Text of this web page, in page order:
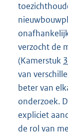
verzocht de
(Kamerstuk
van
beter van
onderzoek.
expliciet
de rol van